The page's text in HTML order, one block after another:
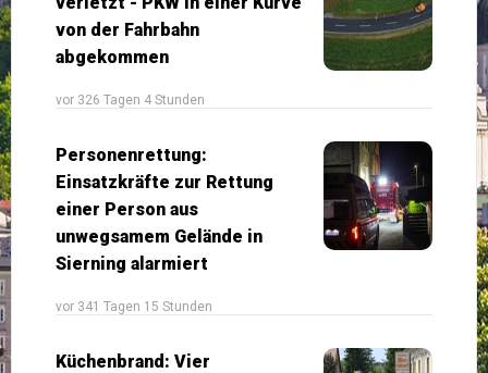
von der Fahrbahn
abgekommen
vor 326 Tagen 4 Stunden
Personenrettung:
Einsatzkräfte zur Rettung
einer Person aus
unwegsamem Gelände in
Sierning alarmiert
vor 341 Tagen 15 Stunden
Küchenbrand: Vier